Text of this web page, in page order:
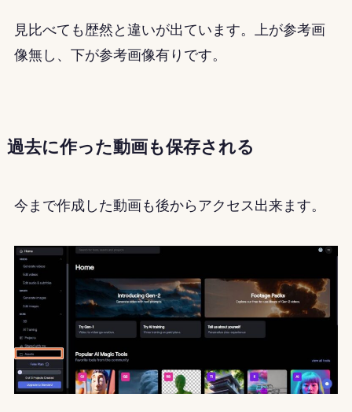
見比べても歴然と違いが出ています。上が参考画
像無し、下が参考画像有りです。
過去に作った動画も保存される
今まで作成した動画も後からアクセス出来ます。